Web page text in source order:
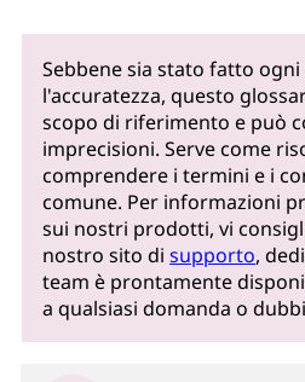
Sebbene sia stato fatto
l'accuratezza, questo
scopo di riferimento e può
imprecisioni. Serve come
comprendere i termini e i
comune. Per informazioni
sui nostri prodotti, vi
nostro sito disupporto,
team è prontamente
a qualsiasi domanda o